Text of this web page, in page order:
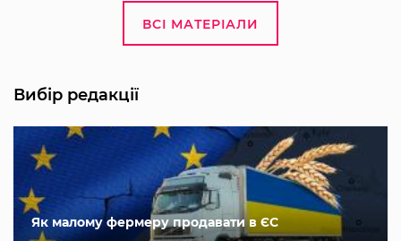
ВСІ МАТЕРІАЛИ
Вибір редакції
Як малому фермеру продавати в ЄС